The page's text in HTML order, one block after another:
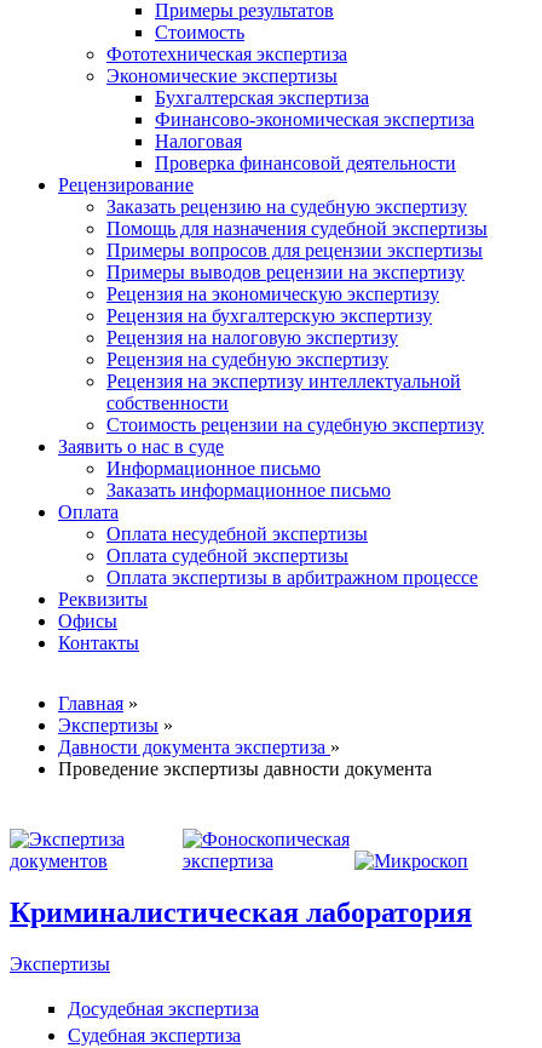
Примеры результатов
Стоимость
Фототехническая экспертиза
Экономические экспертизы
Бухгалтерская экспертиза
Финансово-экономическая экспертиза
Налоговая
Проверка финансовой деятельности
Рецензирование
Заказать рецензию на судебную экспертизу
Помощь для назначения судебной экспертизы
Примеры вопросов для рецензии экспертизы
Примеры выводов рецензии на экспертизу
Рецензия на экономическую экспертизу
Рецензия на бухгалтерскую экспертизу
Рецензия на налоговую экспертизу
Рецензия на судебную экспертизу
Рецензия на экспертизу интеллектуальной
собственности
Стоимость рецензии на судебную экспертизу
Заявить о нас в суде
Информационное письмо
Заказать информационное письмо
Оплата
Оплата несудебной экспертизы
Оплата судебной экспертизы
Оплата экспертизы в арбитражном процессе
Реквизиты
Офисы
Контакты
Вы здесьГлавная »
Экспертизы »
Давности документа экспертиза »
Проведение экспертизы давности документа
Криминалистическая лаборатория
Экспертизы
Досудебная экспертиза
Судебная экспертиза